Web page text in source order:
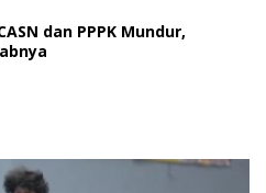
dan PPPK Mundur,